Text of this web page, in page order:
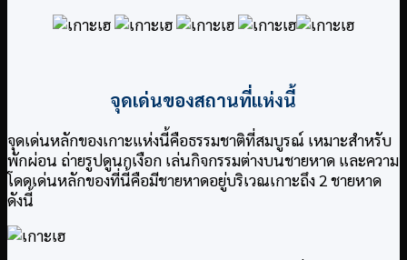
จุดเด่นของสถานที่แห่งนี้
จุดเด่นหลักของเกาะแห่งนี้คือธรรมชาติที่สมบูรณ์ เหมาะสำหรับ
พักผ่อน ถ่ายรูปดูนกเงือก เล่นกิจกรรมต่างบนชายหาด และความ
โดดเด่นหลักของที่นี้คือมีชายหาดอยู่บริเวณเกาะถึง 2 ชายหาด
ดังนี้